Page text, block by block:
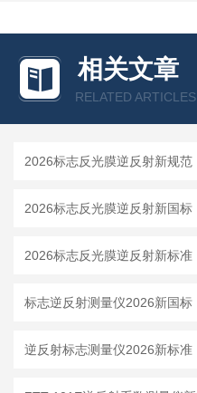
相关文章
RELATED ARTICLES
2026标志反光膜逆反射新规范
2026标志反光膜逆反射新国标
2026标志反光膜逆反射新标准
标志逆反射测量仪2026新国标
逆反射标志测量仪2026新标准